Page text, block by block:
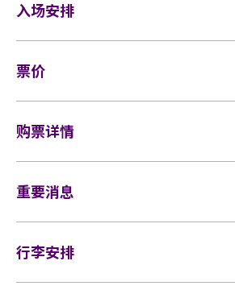
(连同票根)于延期场次直接使⽤，不
何换票⼿续。
观众带同完整⾨票 (连同票根) 于延期
(3) 经 Cityline购票通 购票但仍未领取
码领取⾨票于延期场次直接使⽤。 「
地点及详情请参考网址https://
入场安排
场馆鼓励观众尽量避免携带手提
提袋/背包的观众，可经特快通道进
唱会门票正本，以兹识别。观众
的证明方可再次入场。亚洲国际
换该权利。
票价
轮椅位置: $680
购票详情
www.cityline.com
重要消息
众进入场馆前，须接受手提袋/背包
行李安排